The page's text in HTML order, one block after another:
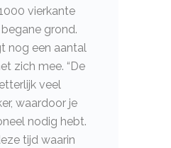
vierkante
grond.
nog een aantal
zich mee. “De
veel
waardoor je
nodig hebt.
tijd waarin